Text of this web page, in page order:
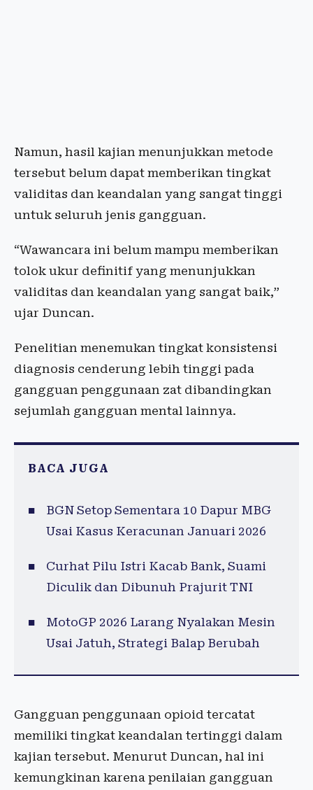
Namun, hasil kajian menunjukkan metode
tersebut belum dapat memberikan tingkat
validitas dan keandalan yang sangat tinggi
untuk seluruh jenis gangguan.
“Wawancara ini belum mampu memberikan
tolok ukur definitif yang menunjukkan
validitas dan keandalan yang sangat baik,”
ujar Duncan.
Penelitian menemukan tingkat konsistensi
diagnosis cenderung lebih tinggi pada
gangguan penggunaan zat dibandingkan
sejumlah gangguan mental lainnya.
BACA JUGA
BGN Setop Sementara 10 Dapur MBG
Usai Kasus Keracunan Januari 2026
Curhat Pilu Istri Kacab Bank, Suami
Diculik dan Dibunuh Prajurit TNI
MotoGP 2026 Larang Nyalakan Mesin
Usai Jatuh, Strategi Balap Berubah
Gangguan penggunaan opioid tercatat
memiliki tingkat keandalan tertinggi dalam
kajian tersebut. Menurut Duncan, hal ini
kemungkinan karena penilaian gangguan